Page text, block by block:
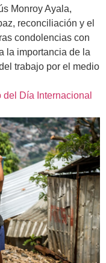
Monroy Ayala,
reconciliación y el
condolencias con
la importancia de la
trabajo por el medio
Día Internacional